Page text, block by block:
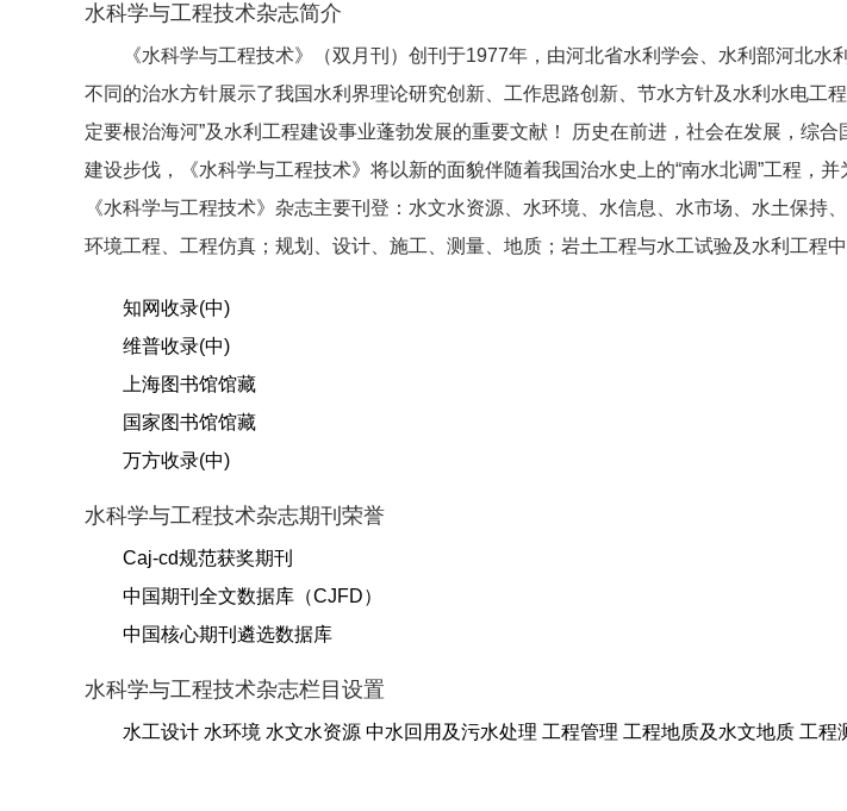
水科学与工程技术杂志简介
《水科学与工程技术》（双月刊）创刊于1977年，由河北省水利学会、水利部河北水
不同的治水方针展示了我国水利界理论研究创新、工作思路创新、节水方针及水利水电工
定要根治海河”及水利工程建设事业蓬勃发展的重要文献！ 历史在前进，社会在发展，综
建设步伐，《水科学与工程技术》将以新的面貌伴随着我国治水史上的“南水北调”工程，并
《水科学与工程技术》杂志主要刊登：水文水资源、水环境、水信息、水市场、水土保持
环境工程、工程仿真；规划、设计、施工、测量、地质；岩土工程与水工试验及水利工程
知网收录(中)
维普收录(中)
上海图书馆馆藏
国家图书馆馆藏
万方收录(中)
水科学与工程技术杂志期刊荣誉
Caj-cd规范获奖期刊
中国期刊全文数据库（CJFD）
中国核心期刊遴选数据库
水科学与工程技术杂志栏目设置
水工设计 水环境 水文水资源 中水回用及污水处理 工程管理 工程地质及水文地质 工程